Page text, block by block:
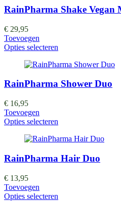
RainPharma Shake Vegan
€ 29,95
Toevoegen
Opties selecteren
RainPharma Shower Duo
€ 16,95
Toevoegen
Opties selecteren
RainPharma Hair Duo
€ 13,95
Toevoegen
Opties selecteren